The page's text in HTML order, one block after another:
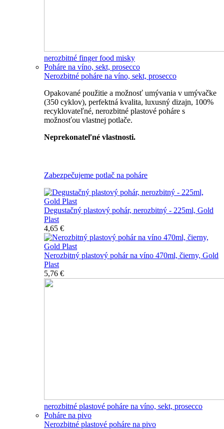
nerozbitné finger food misky
Poháre na víno, sekt, prosecco
Nerozbitné poháre na víno, sekt, prosecco
Opakované použitie a možnosť umývania v umývačke
(350 cyklov), perfektná kvalita, luxusný dizajn, 100%
recyklovateľné, nerozbitné plastové poháre s
možnosťou vlastnej potlače.
Neprekonateľné vlastnosti.
Zabezpečujeme potlač na poháre
Degustačný plastový pohár, nerozbitný - 225ml, Gold
Plast
4,65 €
Nerozbitný plastový pohár na víno 470ml, čierny, Gold
Plast
5,76 €
nerozbitné plastové poháre na víno, sekt, prosecco
Poháre na pivo
Nerozbitné plastové poháre na pivo